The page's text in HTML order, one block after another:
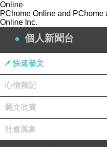
Online
PChome Online and PChome
Online Inc.
個人新聞台
快速發文
心情雜記
藝文欣賞
社會萬象